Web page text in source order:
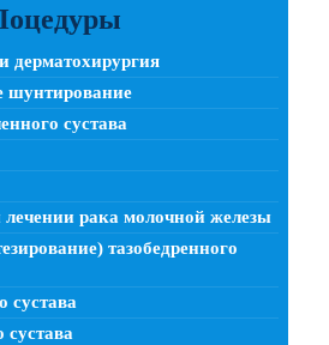
дерматохирургия
шунтирование
сустава
рака молочной железы
тазобедренного
сустава
сустава